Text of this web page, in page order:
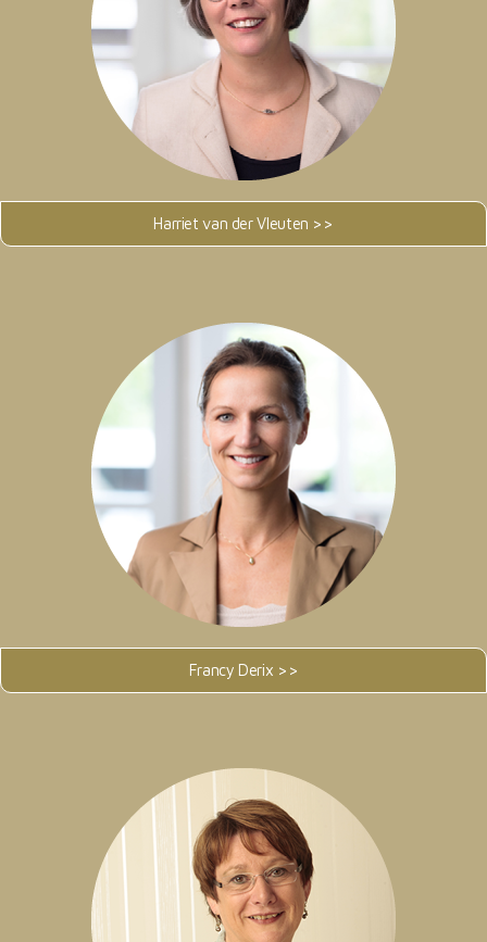
Harriet van der Vleuten >>
Francy Derix >>